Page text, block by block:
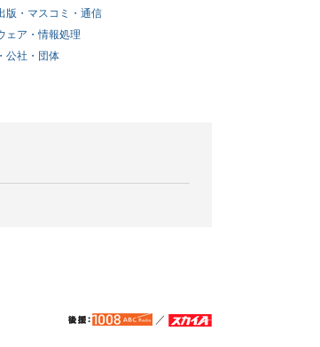
版・マスコミ・通信
ェア・情報処理
公社・団体
／